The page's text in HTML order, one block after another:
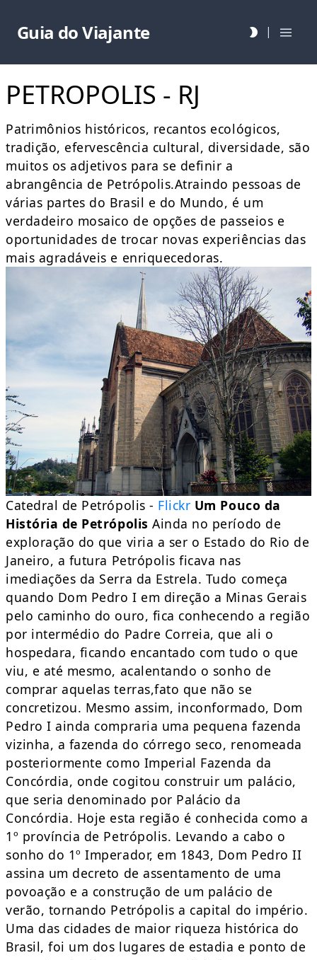
Guia do Viajante |
PETROPOLIS - RJ
Patrimônios históricos, recantos ecológicos,
tradição, efervescência cultural, diversidade, são
muitos os adjetivos para se definir a
abrangência de Petrópolis.Atraindo pessoas de
várias partes do Brasil e do Mundo, é um
verdadeiro mosaico de opções de passeios e
oportunidades de trocar novas experiências das
mais agradáveis e enriquecedoras.
Catedral de Petrópolis - Flickr Um Pouco da
História de Petrópolis Ainda no período de
exploração do que viria a ser o Estado do Rio de
Janeiro, a futura Petrópolis ficava nas
imediações da Serra da Estrela. Tudo começa
quando Dom Pedro I em direção a Minas Gerais
pelo caminho do ouro, fica conhecendo a região
por intermédio do Padre Correia, que ali o
hospedara, ficando encantado com tudo o que
viu, e até mesmo, acalentando o sonho de
comprar aquelas terras,fato que não se
concretizou. Mesmo assim, inconformado, Dom
Pedro I ainda compraria uma pequena fazenda
vizinha, a fazenda do córrego seco, renomeada
posteriormente como Imperial Fazenda da
Concórdia, onde cogitou construir um palácio,
que seria denominado por Palácio da
Concórdia. Hoje esta região é conhecida como a
1º província de Petrópolis. Levando a cabo o
sonho do 1º Imperador, em 1843, Dom Pedro II
assina um decreto de assentamento de uma
povoação e a construção de um palácio de
verão, tornando Petrópolis a capital do império.
Uma das cidades de maior riqueza histórica do
Brasil, foi um dos lugares de estadia e ponto de